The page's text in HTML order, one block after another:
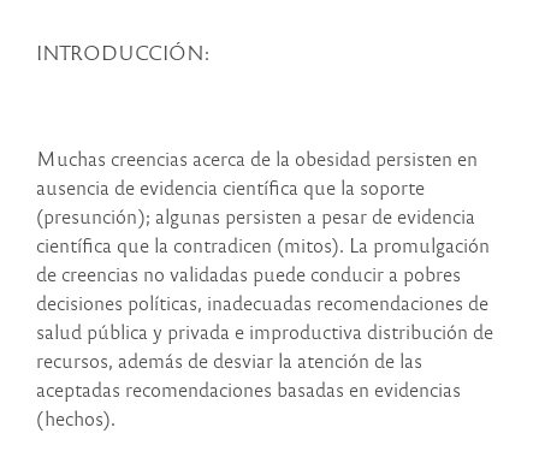
INTRODUCCIÓN:
Muchas creencias acerca de la obesidad persisten en
ausencia de evidencia científica que la soporte
(presunción); algunas persisten a pesar de evidencia
científica que la contradicen (mitos). La promulgación
de creencias no validadas puede conducir a pobres
decisiones políticas, inadecuadas recomendaciones de
salud pública y privada e improductiva distribución de
recursos, además de desviar la atención de las
aceptadas recomendaciones basadas en evidencias
(hechos).